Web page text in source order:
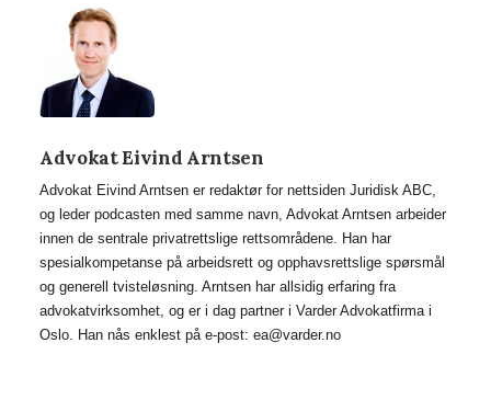
Advokat Eivind Arntsen
Advokat Eivind Arntsen er redaktør for nettsiden Juridisk ABC,
og leder podcasten med samme navn, Advokat Arntsen arbeider
innen de sentrale privatrettslige rettsområdene. Han har
spesialkompetanse på arbeidsrett og opphavsrettslige spørsmål
og generell tvisteløsning. Arntsen har allsidig erfaring fra
advokatvirksomhet, og er i dag partner i Varder Advokatfirma i
Oslo. Han nås enklest på e-post: ea@varder.no